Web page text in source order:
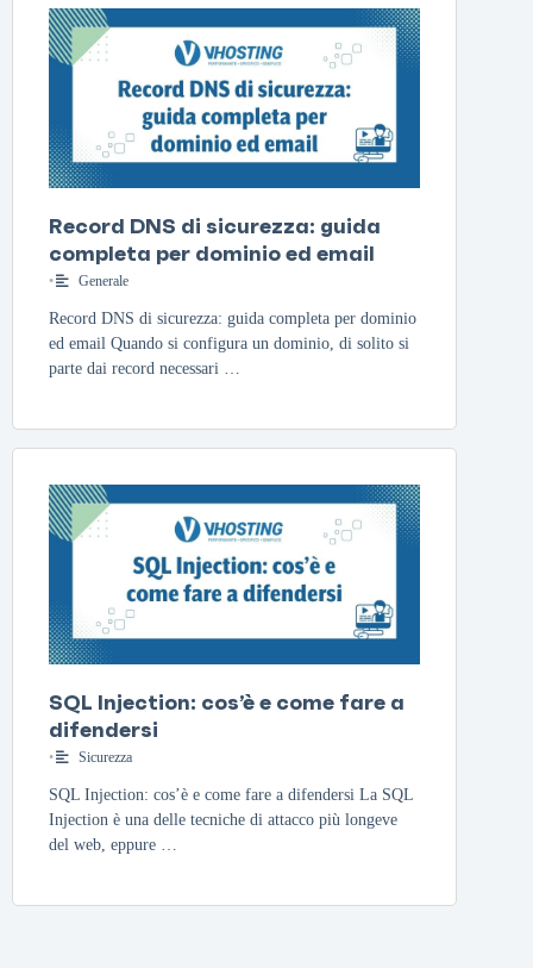
Record DNS di sicurezza: guida
completa per dominio ed email
• Generale
Record DNS di sicurezza: guida completa per dominio
ed email Quando si configura un dominio, di solito si
parte dai record necessari …
SQL Injection: cos’è e come fare a
difendersi
• Sicurezza
SQL Injection: cos’è e come fare a difendersi La SQL
Injection è una delle tecniche di attacco più longeve
del web, eppure …